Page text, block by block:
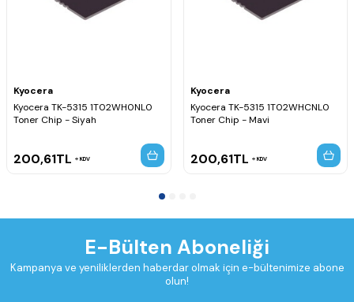
Kyocera
Kyocera TK-5315 1T02WH0NL0
Toner Chip - Siyah
200,61TL KDV
Kyocera
Kyocera TK-5315 1T02WHCNL0
Toner Chip - Mavi
200,61TL KDV
E-Bülten Aboneliği
Kampanya ve yeniliklerden haberdar olmak için e-bültenimize abone
olun!